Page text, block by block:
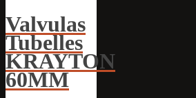
Valvulas
Tubelles
KRAYTON
60MM